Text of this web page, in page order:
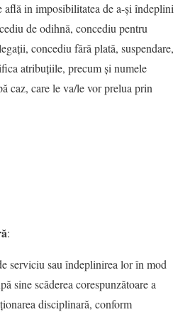
află in imposibilitatea de a-şi îndeplini
de odihnă, concediu pentru
concediu fără plată, suspendare,
atribuţiile, precum şi numele
caz, care le va/le vor prelua prin
:
serviciu sau îndeplinirea lor în mod
sine scăderea corespunzătoare a
disciplinară, conform